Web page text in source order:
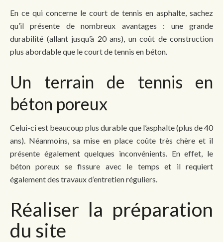
En ce qui concerne le court de tennis en asphalte, sachez
qu’il présente de nombreux avantages : une grande
durabilité (allant jusqu’à 20 ans), un coût de construction
plus abordable que le court de tennis en béton.
Un terrain de tennis en
béton poreux
Celui-ci est beaucoup plus durable que l’asphalte (plus de 40
ans). Néanmoins, sa mise en place coûte très chère et il
présente également quelques inconvénients. En effet, le
béton poreux se fissure avec le temps et il requiert
également des travaux d’entretien réguliers.
Réaliser la préparation
du site